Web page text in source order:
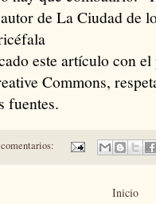
de La Ciudad de
este artículo con
Commons,
fuentes.
Inicio